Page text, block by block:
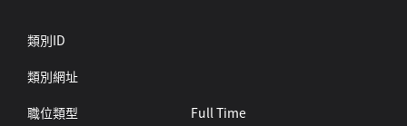
類別ID
類別網址
職位類型
Full Time